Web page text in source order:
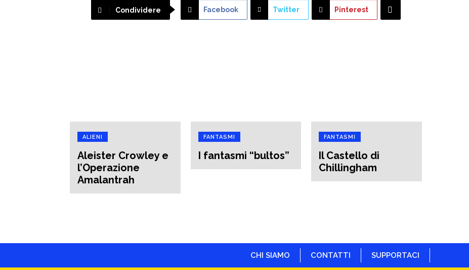
Condividere Facebook Twitter Pinterest
ALIENI
Aleister Crowley e
l’Operazione
Amalantrah
FANTASMI
I fantasmi “bultos”
FANTASMI
Il Castello di
Chillingham
CHI SIAMO CONTATTI SUPPORTACI